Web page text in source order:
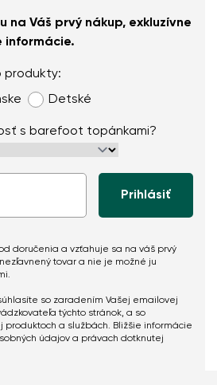
na Váš prvý nákup, exkluzívne
informácie.
produkty:
Detské
s barefoot topánkami?
doručenia a vzťahuje sa na váš prvý
tovar a nie je možné ju
súhlasíte so zaradením Vašej emailovej
týchto stránok, a so
produktoch a službách. Bližšie informácie
údajov a právach dotknutej